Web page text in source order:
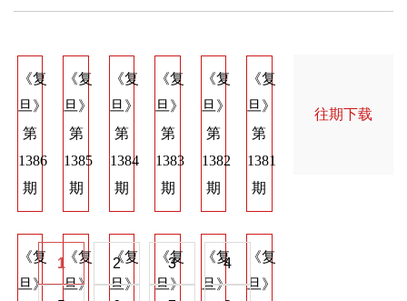
《复
旦》
第
1386
期
《复
旦》
第
1385
期
《复
旦》
第
1384
期
《复
旦》
第
1383
期
《复
旦》
第
1382
期
《复
旦》
第
1381
期
《复
旦》
《复
旦》
《复
旦》
《复
旦》
《复
旦》
《复
旦》
旦》
1 2 3 4
往期下载